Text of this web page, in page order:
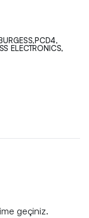
,PCD4,
ELECTRONICS,
geçiniz.